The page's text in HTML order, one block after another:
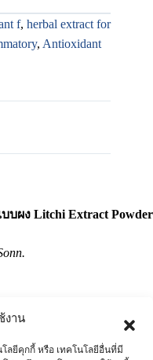
งาน
ลยีคุกกี้ หรือ เทคโนโลยีอื่นที่มี
f, herbal extract for
, Antioxidant
ผง Litchi Extract Powder
และภาคตะวันออกของ